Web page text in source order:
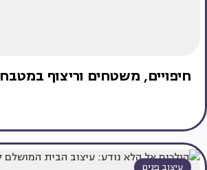
חיפויים, משטחים וריצוף במטבח
עיצוב פנים